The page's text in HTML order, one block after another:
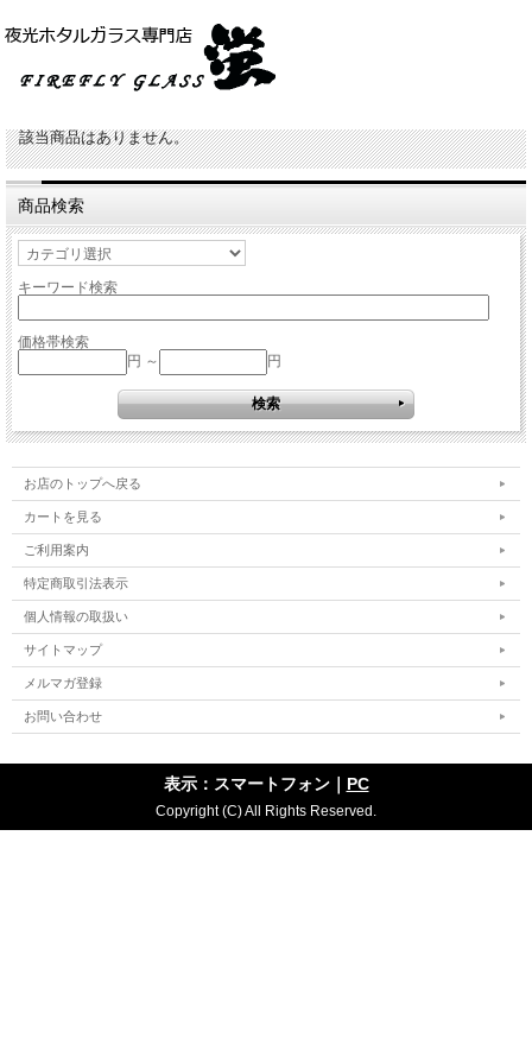
該当商品はありません。
商品検索
キーワード検索
価格帯検索
円 ～
円
お店のトップへ戻る
カートを見る
ご利用案内
特定商取引法表示
個人情報の取扱い
サイトマップ
メルマガ登録
お問い合わせ
表示：スマートフォン｜ PC
Copyright (C) All Rights Reserved.